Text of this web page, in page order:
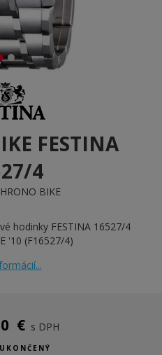
FESTINA
4
BIKE
hodinky FESTINA 16527/4
'10 (F16527/4)
€ s DPH